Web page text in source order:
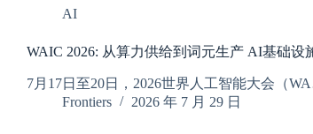
AI
WAIC 2026: 从算力供给到词元生产 AI基础设
7月17日至20日，2026世界人工智能大会（
Frontiers
2026 年 7 月 29 日